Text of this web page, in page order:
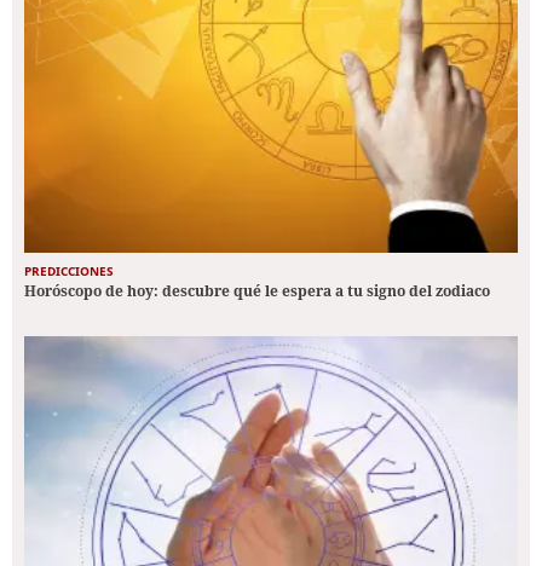
PREDICCIONES
Horóscopo de hoy: descubre qué le espera a tu signo del zodiaco